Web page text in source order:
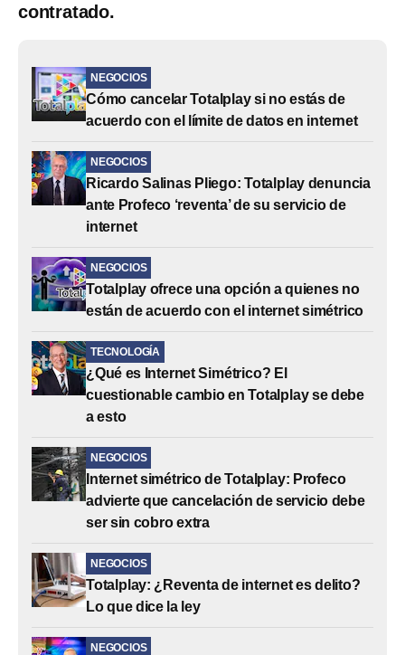
contratado.
NEGOCIOS
Cómo cancelar Totalplay si no estás de
acuerdo con el límite de datos en internet
NEGOCIOS
Ricardo Salinas Pliego: Totalplay denuncia
ante Profeco ‘reventa’ de su servicio de
internet
NEGOCIOS
Totalplay ofrece una opción a quienes no
están de acuerdo con el internet simétrico
TECNOLOGÍA
¿Qué es Internet Simétrico? El
cuestionable cambio en Totalplay se debe
a esto
NEGOCIOS
Internet simétrico de Totalplay: Profeco
advierte que cancelación de servicio debe
ser sin cobro extra
NEGOCIOS
Totalplay: ¿Reventa de internet es delito?
Lo que dice la ley
NEGOCIOS